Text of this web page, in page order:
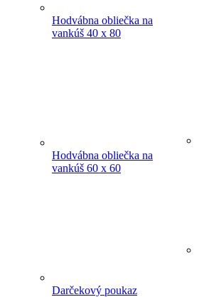
Hodvábna obliečka na
vankúš 40 x 80
Hodvábna obliečka na
vankúš 60 x 60
Darčekový poukaz